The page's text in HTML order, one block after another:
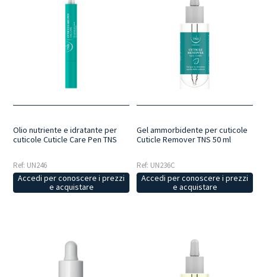
Olio nutriente e idratante per
cuticole Cuticle Care Pen TNS
Ref: UN246
Accedi per conoscere i prezzi
e acquistare
Gel ammorbidente per cuticole
Cuticle Remover TNS 50 ml
Ref: UN236C
Accedi per conoscere i prezzi
e acquistare